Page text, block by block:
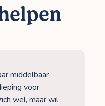
middelbaar
voor
wel, maar wil